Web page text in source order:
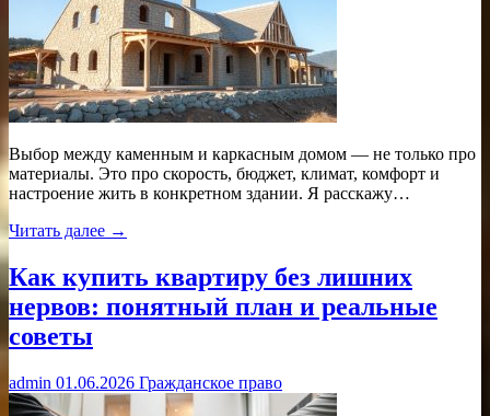
Выбор между каменным и каркасным домом — не только про
материалы. Это про скорость, бюджет, климат, комфорт и
настроение жить в конкретном здании. Я расскажу…
Читать далее →
Как купить квартиру без лишних
нервов: понятный план и реальные
советы
admin 01.06.2026 Гражданское право